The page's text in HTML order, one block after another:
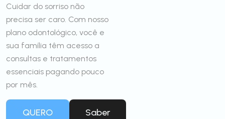
Cuidar do sorriso não
precisa ser caro. Com nosso
plano odontológico, você e
sua família têm acesso a
consultas e tratamentos
essenciais pagando pouco
por mês.
QUERO
Saber